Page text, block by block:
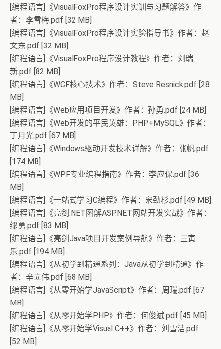
[编程语言]《VisualFoxPro程序设计实训与习题解答》作
者：李雪梅.pdf [32 MB]
[编程语言]《VisualFoxPro程序设计实验指导书》作者：赵
文东.pdf [32 MB]
[编程语言]《VisualFoxPro程序设计教程》作者：刘瑞
新.pdf [82 MB]
[编程语言]《WCF核心技术》作者：Steve Resnick.pdf [28
MB]
[编程语言]《Web应用项目开发》作者：孙勇.pdf [24 MB]
[编程语言]《Web开发的平民英雄：PHP+MySQL》作者：
丁月光.pdf [67 MB]
[编程语言]《Windows驱动开发技术详解》作者：张帆.pdf
[174 MB]
[编程语言]《WPF专业编程指南》作者：李应保.pdf [36
MB]
[编程语言]《一站式学习C编程》作者：宋劲杉.pdf [49 MB]
[编程语言]《亮剑.NET图解ASP.NET网站开发实战》作者：
缪勇.pdf [83 MB]
[编程语言]《亮剑Java项目开发案例导航》作者：王寅
乐.pdf [194 MB]
[编程语言]《从初学到精通系列：Java从初学到精通》作
者：辛立伟.pdf [68 MB]
[编程语言]《从零开始学JavaScript》作者：周瑞.pdf [67
MB]
[编程语言]《从零开始学PHP》作者：何俊斌.pdf [45 MB]
[编程语言]《从零开始学Visual C++》作者：刘雪洁.pdf
[52 MB]